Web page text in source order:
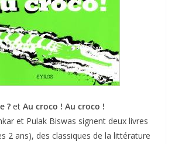
? et Au croco ! Au croco !
et Pulak Biswas signent deux livres
2 ans), des classiques de la littérature